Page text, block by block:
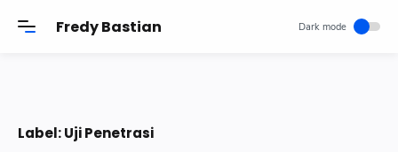
Fredy Bastian
Label:Uji Penetrasi